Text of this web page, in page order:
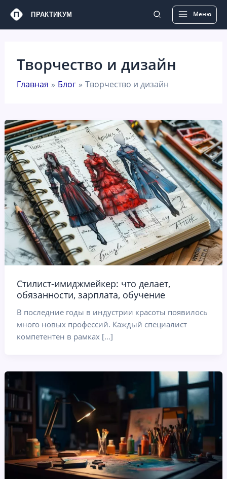
Перейти
ПРАКТИКУМ
Main
Menu
Меню
Творчество и дизайн
Главная Блог Творчество и дизайн
Стилист-имиджмейкер: что делает,
обязанности, зарплата, обучение
В последние годы в индустрии красоты появилось
много новых профессий. Каждый специалист
компетентен в рамках […]